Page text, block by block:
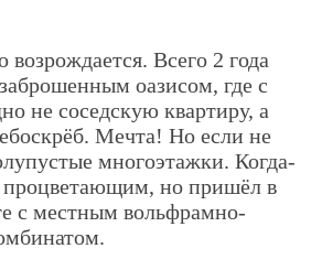
возрождается. Всего 2 года
оазисом, где с
не соседскую квартиру, а
Мечта! Но если не
многоэтажки. Когда-
но пришёл в
с местным вольфрамно-